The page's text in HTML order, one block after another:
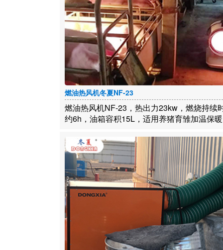
燃油热风机冬夏NF-23
燃油热风机NF-23，热出力23kw，燃烧持续
约6h，油箱容积15L，适用养猪育雏加温保